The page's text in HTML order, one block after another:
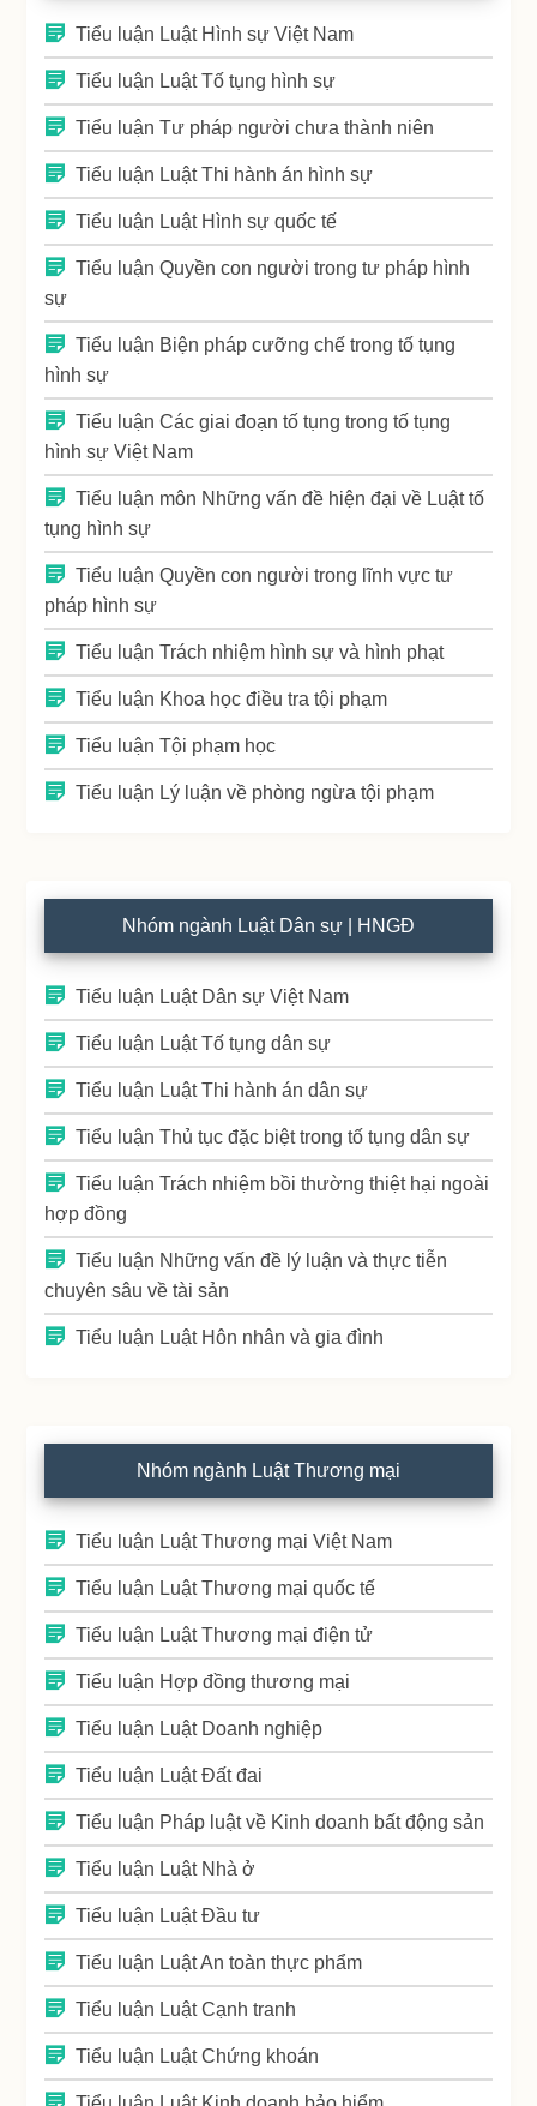
Tiểu luận Luật Hình sự Việt Nam
Tiểu luận Luật Tố tụng hình sự
Tiểu luận Tư pháp người chưa thành niên
Tiểu luận Luật Thi hành án hình sự
Tiểu luận Luật Hình sự quốc tế
Tiểu luận Quyền con người trong tư pháp hình
sự
Tiểu luận Biện pháp cưỡng chế trong tố tụng
hình sự
Tiểu luận Các giai đoạn tố tụng trong tố tụng
hình sự Việt Nam
Tiểu luận môn Những vấn đề hiện đại về Luật tố
tụng hình sự
Tiểu luận Quyền con người trong lĩnh vực tư
pháp hình sự
Tiểu luận Trách nhiệm hình sự và hình phạt
Tiểu luận Khoa học điều tra tội phạm
Tiểu luận Tội phạm học
Tiểu luận Lý luận về phòng ngừa tội phạm
Nhóm ngành Luật Dân sự | HNGĐ
Tiểu luận Luật Dân sự Việt Nam
Tiểu luận Luật Tố tụng dân sự
Tiểu luận Luật Thi hành án dân sự
Tiểu luận Thủ tục đặc biệt trong tố tụng dân sự
Tiểu luận Trách nhiệm bồi thường thiệt hại ngoài
hợp đồng
Tiểu luận Những vấn đề lý luận và thực tiễn
chuyên sâu về tài sản
Tiểu luận Luật Hôn nhân và gia đình
Nhóm ngành Luật Thương mại
Tiểu luận Luật Thương mại Việt Nam
Tiểu luận Luật Thương mại quốc tế
Tiểu luận Luật Thương mại điện tử
Tiểu luận Hợp đồng thương mại
Tiểu luận Luật Doanh nghiệp
Tiểu luận Luật Đất đai
Tiểu luận Pháp luật về Kinh doanh bất động sản
Tiểu luận Luật Nhà ở
Tiểu luận Luật Đầu tư
Tiểu luận Luật An toàn thực phẩm
Tiểu luận Luật Cạnh tranh
Tiểu luận Luật Chứng khoán